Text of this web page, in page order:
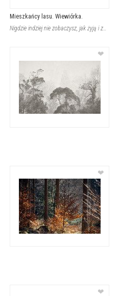
Mieszkańcy lasu. Wiewiórka.
Nigdzie indziej nie zobaczysz, jak żyją i zachowują się na co dzień. To las jest
❤
❤
❤